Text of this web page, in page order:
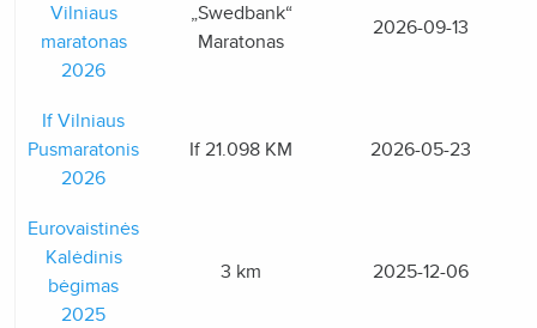
Vilniaus
maratonas
2026
„Swedbank“
Maratonas
2026-09-13
If Vilniaus
Pusmaratonis
2026
If 21.098 KM 2026-05-23
Eurovaistinės
Kalėdinis
bėgimas
2025
3 km 2025-12-06